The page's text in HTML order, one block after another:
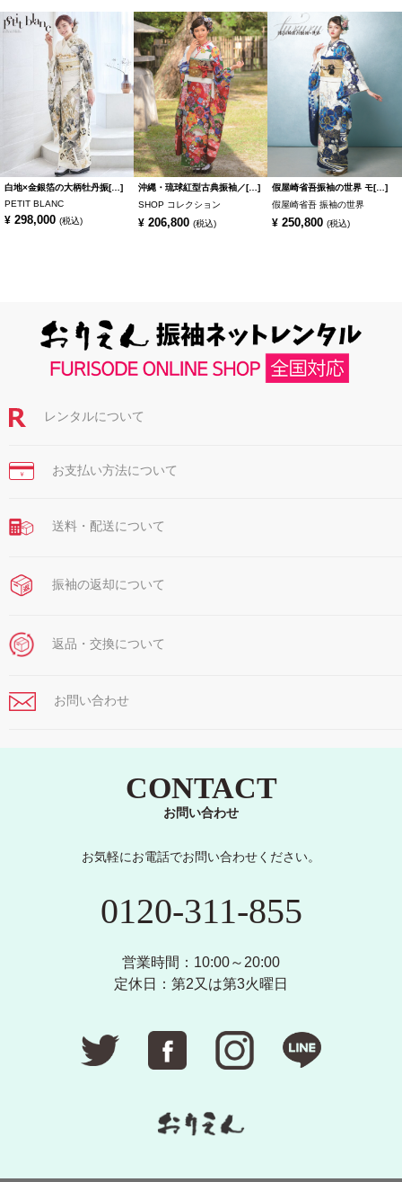
白地×金銀箔の大柄牡丹振[…]
PETIT BLANC
¥ 298,000 (税込)
沖縄・琉球紅型古典振袖／[…]
SHOP コレクション
¥ 206,800 (税込)
假屋崎省吾振袖の世界 モ[…]
假屋崎省吾 振袖の世界
¥ 250,800 (税込)
レンタルについて
￥ お支払い方法について
送料・配送について
振袖の返却について
返品・交換について
お問い合わせ
CONTACT
お問い合わせ
お気軽にお電話でお問い合わせください。
0120-311-855
営業時間：10:00～20:00
定休日：第2又は第3火曜日